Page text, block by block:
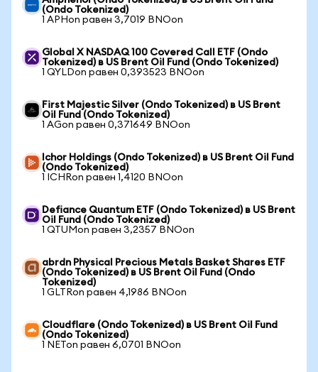
(Ondo Tokenized)
1 APHon равен 3,7019 BNOon
Global X NASDAQ 100 Covered Call ETF (Ondo
Tokenized) в US Brent Oil Fund (Ondo Tokenized)
1 QYLDon равен 0,393523 BNOon
First Majestic Silver (Ondo Tokenized) в US Brent
Oil Fund (Ondo Tokenized)
1 AGon равен 0,371649 BNOon
Ichor Holdings (Ondo Tokenized) в US Brent Oil Fund
(Ondo Tokenized)
1 ICHRon равен 1,4120 BNOon
Defiance Quantum ETF (Ondo Tokenized) в US Brent
Oil Fund (Ondo Tokenized)
1 QTUMon равен 3,2357 BNOon
abrdn Physical Precious Metals Basket Shares ETF
(Ondo Tokenized) в US Brent Oil Fund (Ondo
Tokenized)
1 GLTRon равен 4,1986 BNOon
Cloudflare (Ondo Tokenized) в US Brent Oil Fund
(Ondo Tokenized)
1 NETon равен 6,0701 BNOon